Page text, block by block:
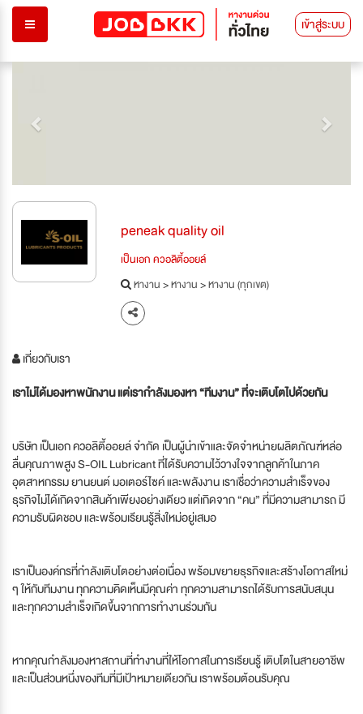
เข้าสู่ระบบ
peneak quality oil
เป็นเอก ควอลิตี้ออยล์
หางาน>หางาน>หางาน (ทุกเขต)
เกี่ยวกับเรา
เราไม่ได้มองหาพนักงาน แต่เรากำลังมองหา “ทีมงาน” ที่จะเติบโตไปด้วยกัน
บริษัท เป็นเอก ควอลิตี้ออยล์ จำกัด เป็นผู้นำเข้าและจัดจำหน่ายผลิตภัณฑ์หล่อ
ลื่นคุณภาพสูง S-OIL Lubricant ที่ได้รับความไว้วางใจจากลูกค้าในภาค
อุตสาหกรรม ยานยนต์ มอเตอร์ไซค์ และพลังงาน เราเชื่อว่าความสำเร็จของ
ธุรกิจไม่ได้เกิดจากสินค้าเพียงอย่างเดียว แต่เกิดจาก “คน” ที่มีความสามารถ มี
ความรับผิดชอบ และพร้อมเรียนรู้สิ่งใหม่อยู่เสมอ
เราเป็นองค์กรที่กำลังเติบโตอย่างต่อเนื่อง พร้อมขยายธุรกิจและสร้างโอกาสใหม่
ๆ ให้กับทีมงาน ทุกความคิดเห็นมีคุณค่า ทุกความสามารถได้รับการสนับสนุน
และทุกความสำเร็จเกิดขึ้นจากการทำงานร่วมกัน
หากคุณกำลังมองหาสถานที่ทำงานที่ให้โอกาสในการเรียนรู้ เติบโตในสายอาชีพ
และเป็นส่วนหนึ่งของทีมที่มีเป้าหมายเดียวกัน เราพร้อมต้อนรับคุณ